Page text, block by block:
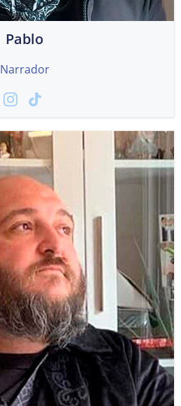
Pablo
Narrador